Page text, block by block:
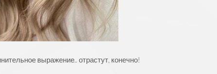
выражение.. отрастут, конечно!